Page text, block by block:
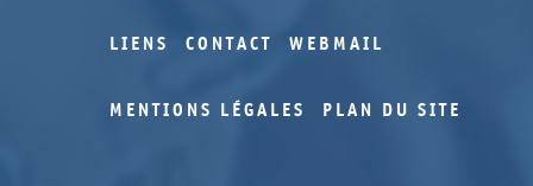
LIENS CONTACT WEBMAIL
MENTIONS LÉGALES PLAN DU SITE